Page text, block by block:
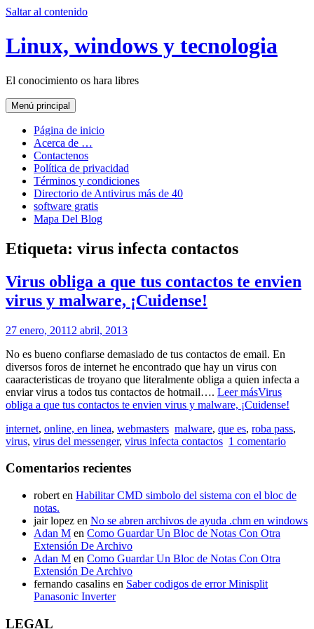
Saltar al contenido
Linux, windows y tecnologia
El conocimiento os hara libres
Menú principal
Página de inicio
Acerca de …
Contactenos
Política de privacidad
Términos y condiciones
Directorio de Antivirus más de 40
software gratis
Mapa Del Blog
Etiqueta: virus infecta contactos
Virus obliga a que tus contactos te envien
virus y malware, ¡Cuidense!
27 enero, 2011 2 abril, 2013
No es bueno confiarse demasiado de tus contactos de email. En
diversos foros de internet he encontrado que hay un virus con
caaracteristicas de troyano que literalmente obliga a quien infecta a
enviar virus a todos tus contactos de hotmail…. Leer másVirus
obliga a que tus contactos te envien virus y malware, ¡Cuidense!
internet, online, en linea, webmasters malware, que es, roba pass,
virus, virus del messenger, virus infecta contactos 1 comentario
Comentarios recientes
robert en Habilitar CMD simbolo del sistema con el bloc de
notas.
jair lopez en No se abren archivos de ayuda .chm en windows
Adan M en Como Guardar Un Bloc de Notas Con Otra
Extensión De Archivo
Adan M en Como Guardar Un Bloc de Notas Con Otra
Extensión De Archivo
fernando casalins en Saber codigos de error Minisplit
Panasonic Inverter
LEGAL